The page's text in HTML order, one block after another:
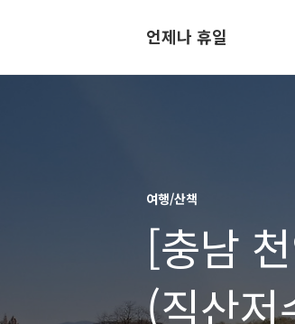
언제나 휴일
여행/산책
[충남
(직산저